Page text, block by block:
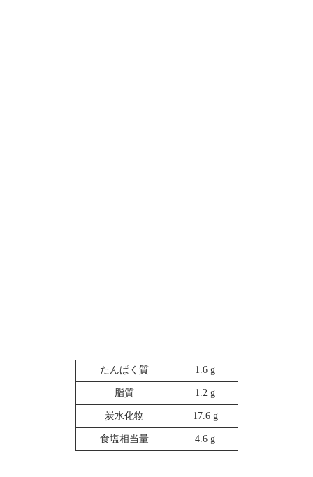
たんぱく質 1.6 g
脂質 1.2 g
炭水化物 17.6 g
食塩相当量 4.6 g